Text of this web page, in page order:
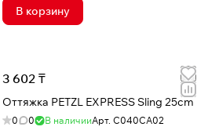
В корзину
3 602 ₸
Оттяжка PETZL EXPRESS Sling 25cm
0 0 В наличииАрт.C040CA02